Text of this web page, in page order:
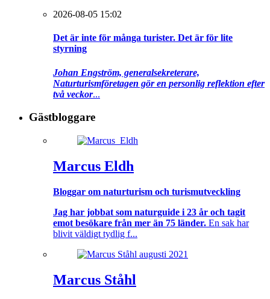
2026-08-05 15:02
Det är inte för många turister. Det är för lite
styrning
Johan Engström, generalsekreterare,
Naturturismföretagen gör en personlig reflektion efter
två veckor...
Gästbloggare
Marcus Eldh
Bloggar om naturturism och turismutveckling
Jag har jobbat som naturguide i 23 år och tagit
emot besökare från mer än 75 länder. En sak har
blivit väldigt tydlig f...
Marcus Ståhl